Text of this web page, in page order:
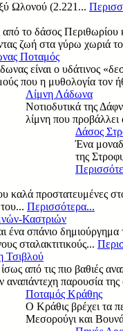
Ωλονού (2.221...
το δάσος Περιθωρίου
ζωή στα γύρω χωριά
Ποταμός
είναι ο υδάτινος
που η μυθολογία τον
Λίμνη Λάδωνα
Νοτιοδυτικά της
λίμνη που
Δάσος
Ένα
της
καλά προστατευμένες
Περισσότερα...
Καστριών
ένα σπάνιο
σταλακτιτικούς...
Τσιβλού
ίσως από τις πιο βαθιές
αναπάντεχη παρουσία
Ποταμός Κράθης
Ο Κράθις βρέχει τα
Μεσορούγι και